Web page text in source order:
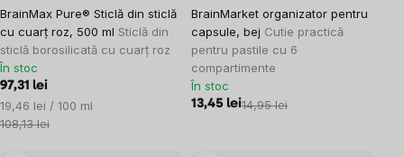
BrainMax Pure® Sticlă din sticlă
cu cuarț roz, 500 ml Sticlă din
sticlă borosilicată cu cuarț roz
În stoc
97,31 lei
Evaluare
preţ:
19,46 lei / 100 ml
108,13 lei
BrainMarket organizator pentru
capsule, bej Cutie practică
pentru pastile cu 6
compartimente
În stoc
13,45 lei14,95 lei